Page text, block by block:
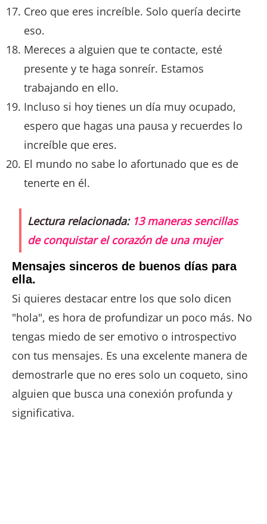
Creo que eres increíble. Solo quería decirte
eso.
Mereces a alguien que te contacte, esté
presente y te haga sonreír. Estamos
trabajando en ello.
Incluso si hoy tienes un día muy ocupado,
espero que hagas una pausa y recuerdes lo
increíble que eres.
El mundo no sabe lo afortunado que es de
tenerte en él.
Lectura relacionada: 13 maneras sencillas
de conquistar el corazón de una mujer
Mensajes sinceros de buenos días para
ella.
Si quieres destacar entre los que solo dicen
"hola", es hora de profundizar un poco más. No
tengas miedo de ser emotivo o introspectivo
con tus mensajes. Es una excelente manera de
demostrarle que no eres solo un coqueto, sino
alguien que busca una conexión profunda y
significativa.